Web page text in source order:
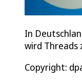
In
wird Threads
Copyright: